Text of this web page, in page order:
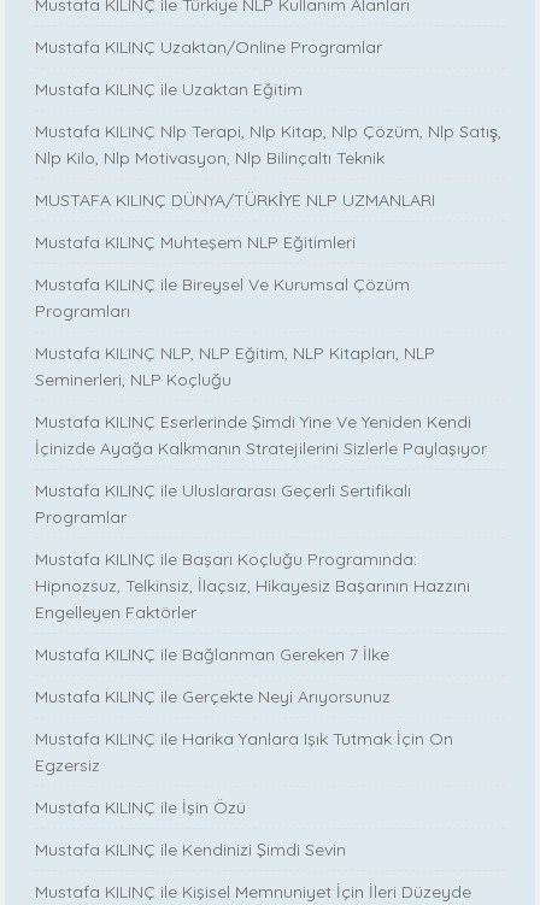
Mustafa KILINÇ ile Türkiye NLP Kullanım Alanları
Mustafa KILINÇ Uzaktan/Online Programlar
Mustafa KILINÇ ile Uzaktan Eğitim
Mustafa KILINÇ Nlp Terapi, Nlp Kitap, Nlp Çözüm, Nlp Satış,
Nlp Kilo, Nlp Motivasyon, Nlp Bilinçaltı Teknik
MUSTAFA KILINÇ DÜNYA/TÜRKİYE NLP UZMANLARI
Mustafa KILINÇ Muhteşem NLP Eğitimleri
Mustafa KILINÇ ile Bireysel Ve Kurumsal Çözüm
Programları
Mustafa KILINÇ NLP, NLP Eğitim, NLP Kitapları, NLP
Seminerleri, NLP Koçluğu
Mustafa KILINÇ Eserlerinde Şimdi Yine Ve Yeniden Kendi
İçinizde Ayağa Kalkmanın Stratejilerini Sizlerle Paylaşıyor
Mustafa KILINÇ ile Uluslararası Geçerli Sertifikalı
Programlar
Mustafa KILINÇ ile Başarı Koçluğu Programında:
Hipnozsuz, Telkinsiz, İlaçsız, Hikayesiz Başarının Hazzını
Engelleyen Faktörler
Mustafa KILINÇ ile Bağlanman Gereken 7 İlke
Mustafa KILINÇ ile Gerçekte Neyi Arıyorsunuz
Mustafa KILINÇ ile Harika Yanlara Işık Tutmak İçin On
Egzersiz
Mustafa KILINÇ ile İşin Özü
Mustafa KILINÇ ile Kendinizi Şimdi Sevin
Mustafa KILINÇ ile Kişisel Memnuniyet İçin İleri Düzeyde